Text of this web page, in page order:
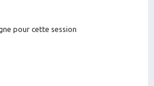
pour cette session